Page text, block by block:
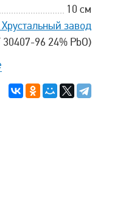
10 см
завод
96 24% PbO)